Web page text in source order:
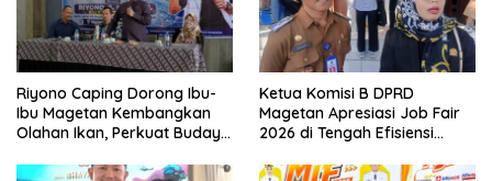
Riyono Caping Dorong Ibu-
Ibu Magetan Kembangkan
Olahan Ikan, Perkuat Budaya
Ketua Komisi B DPRD
Magetan Apresiasi Job Fair
2026 di Tengah Efisiensi